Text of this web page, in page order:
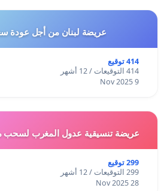
عريضة لبنان من أجل عودة
414 توقيع
414 التوقيعات / 12 أشهر
9 Nov 2025
عريضة تنسيقية عدول المغرب لسحب
299 توقيع
299 التوقيعات / 12 أشهر
28 Nov 2025